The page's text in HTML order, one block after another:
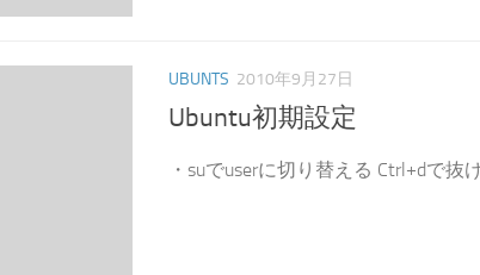
UBUNTS 2010年9月27日
Ubuntu初期設定
・suでuserに切り替える Ctrl+dで抜